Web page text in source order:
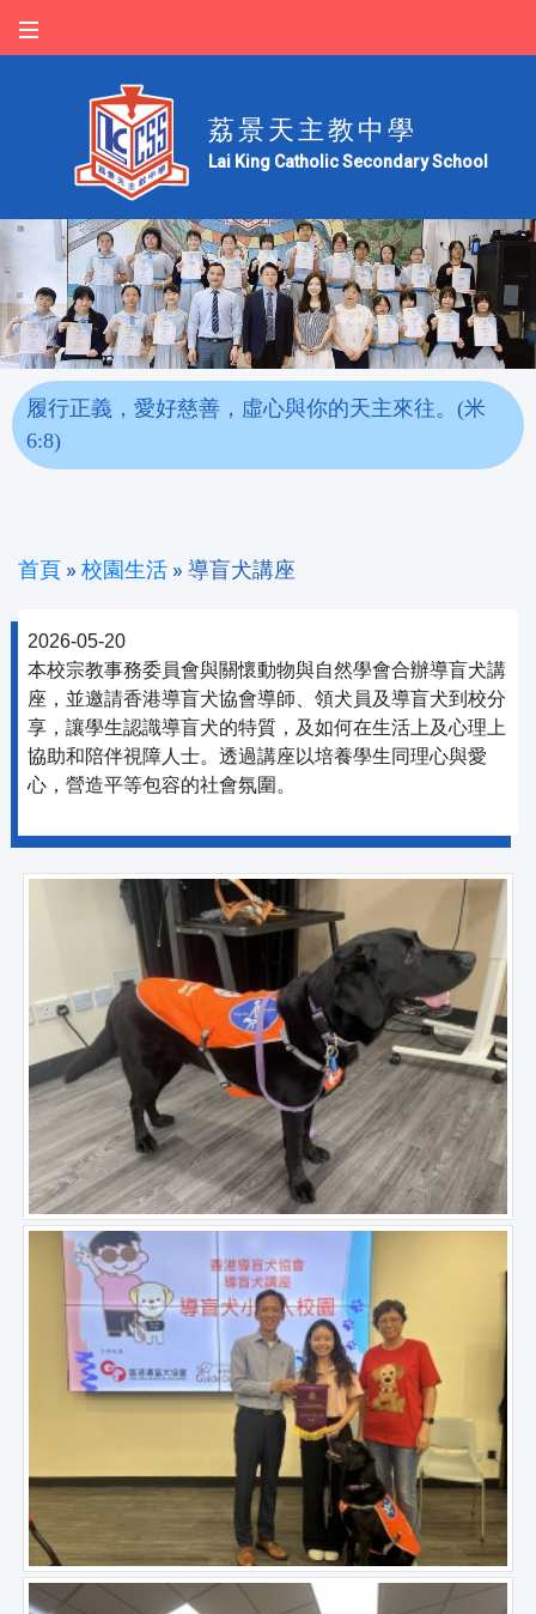
荔景天主教中學
Lai King Catholic Secondary School
履行正義，愛好慈善，虛心與你的天主來往。(米
6:8)
首頁 » 校園生活 » 導盲犬講座
2026-05-20
本校宗教事務委員會與關懷動物與自然學會合辦導盲犬講
座，並邀請香港導盲犬協會導師、領犬員及導盲犬到校分
享，讓學生認識導盲犬的特質，及如何在生活上及心理上
協助和陪伴視障人士。透過講座以培養學生同理心與愛
心，營造平等包容的社會氛圍。